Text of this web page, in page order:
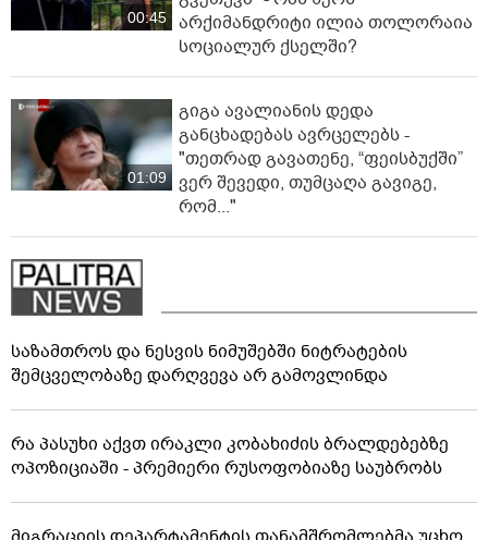
00:45
არქიმანდრიტი ილია თოლორაია
სოციალურ ქსელში?
01:09
გიგა ავალიანის დედა
განცხადებას ავრცელებს -
"თეთრად გავათენე, “ფეისბუქში”
ვერ შევედი, თუმცაღა გავიგე,
რომ..."
საზამთროს და ნესვის ნიმუშებში ნიტრატების
შემცველობაზე დარღვევა არ გამოვლინდა
რა პასუხი აქვთ ირაკლი კობახიძის ბრალდებებზე
ოპოზიციაში - პრემიერი რუსოფობიაზე საუბრობს